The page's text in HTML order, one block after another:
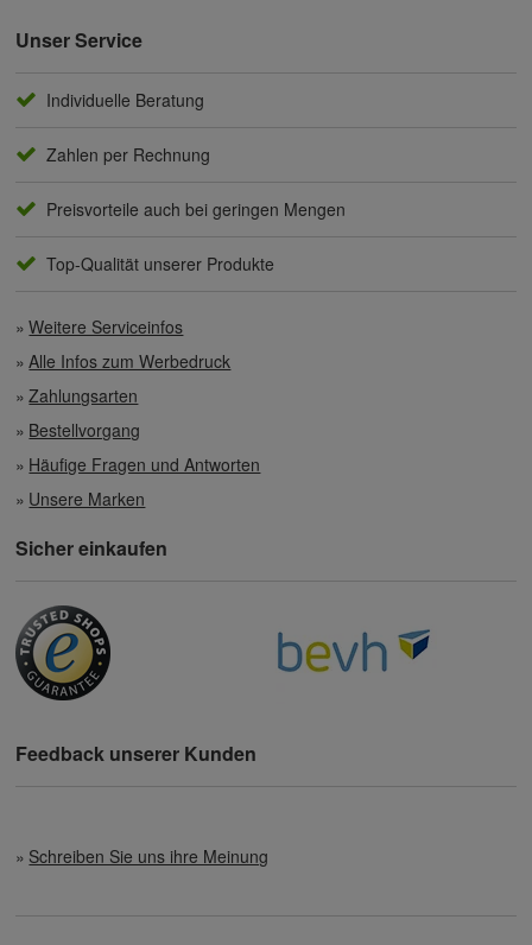
Unser Service
Individuelle Beratung
Zahlen per Rechnung
Preisvorteile auch bei geringen Mengen
Top-Qualität unserer Produkte
Weitere Serviceinfos
Alle Infos zum Werbedruck
Zahlungsarten
Bestellvorgang
Häufige Fragen und Antworten
Unsere Marken
Sicher einkaufen
Feedback unserer Kunden
Schreiben Sie uns ihre Meinung